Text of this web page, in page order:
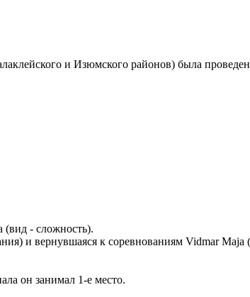
и Изюмского районов) была
(вид - сложность).
и вернувшаяся к соревнованиям Vidmar Maja
он занимал 1-е место.